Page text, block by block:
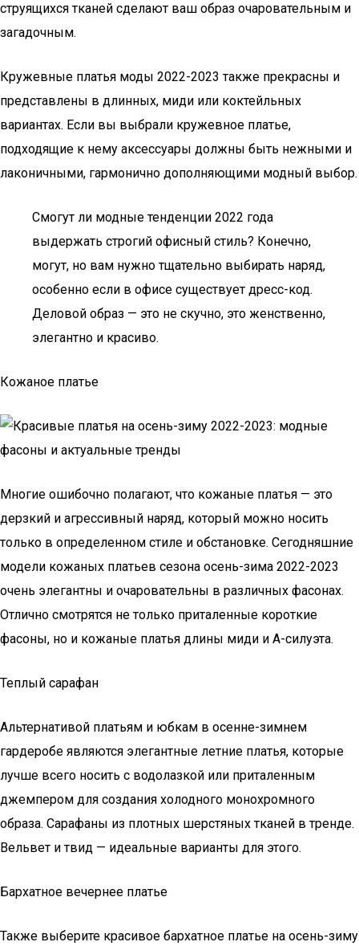
струящихся тканей сделают ваш образ очаровательным и
загадочным.
Кружевные платья моды 2022-2023 также прекрасны и
представлены в длинных, миди или коктейльных
вариантах. Если вы выбрали кружевное платье,
подходящие к нему аксессуары должны быть нежными и
лаконичными, гармонично дополняющими модный выбор.
Смогут ли модные тенденции 2022 года
выдержать строгий офисный стиль? Конечно,
могут, но вам нужно тщательно выбирать наряд,
особенно если в офисе существует дресс-код.
Деловой образ — это не скучно, это женственно,
элегантно и красиво.
Кожаное платье
Многие ошибочно полагают, что кожаные платья — это
дерзкий и агрессивный наряд, который можно носить
только в определенном стиле и обстановке. Сегодняшние
модели кожаных платьев сезона осень-зима 2022-2023
очень элегантны и очаровательны в различных фасонах.
Отлично смотрятся не только приталенные короткие
фасоны, но и кожаные платья длины миди и А-силуэта.
Теплый сарафан
Альтернативой платьям и юбкам в осенне-зимнем
гардеробе являются элегантные летние платья, которые
лучше всего носить с водолазкой или приталенным
джемпером для создания холодного монохромного
образа. Сарафаны из плотных шерстяных тканей в тренде.
Вельвет и твид — идеальные варианты для этого.
Бархатное вечернее платье
Также выберите красивое бархатное платье на осень-зиму